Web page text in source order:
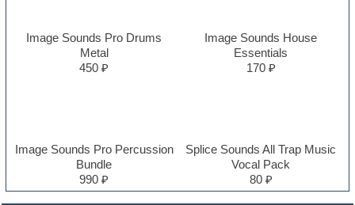
Image Sounds Pro Drums
Metal
450 ₽
Image Sounds House
Essentials
170 ₽
Image Sounds Pro Percussion
Bundle
990 ₽
Splice Sounds All Trap Music
Vocal Pack
80 ₽